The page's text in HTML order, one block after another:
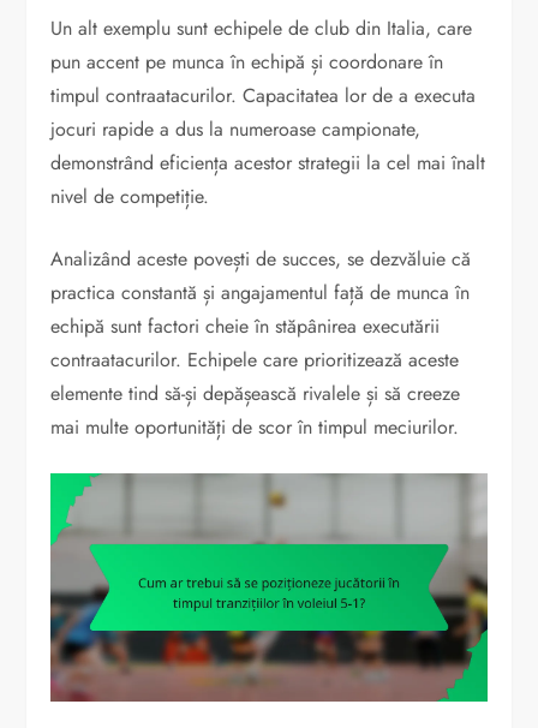
Un alt exemplu sunt echipele de club din Italia, care
pun accent pe munca în echipă și coordonare în
timpul contraatacurilor. Capacitatea lor de a executa
jocuri rapide a dus la numeroase campionate,
demonstrând eficiența acestor strategii la cel mai înalt
nivel de competiție.
Analizând aceste povești de succes, se dezvăluie că
practica constantă și angajamentul față de munca în
echipă sunt factori cheie în stăpânirea executării
contraatacurilor. Echipele care prioritizează aceste
elemente tind să-și depășească rivalele și să creeze
mai multe oportunități de scor în timpul meciurilor.